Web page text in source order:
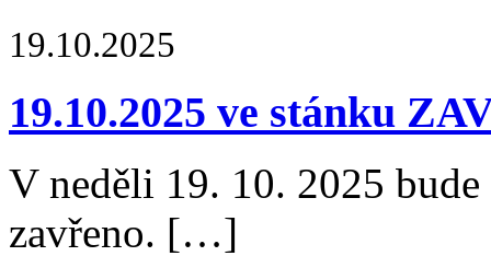
19.10.2025
19.10.2025 ve stánku
V neděli 19. 10. 2025
zavřeno. […]